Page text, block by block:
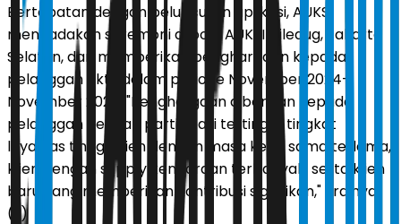
Bertepatan dengan peluncuran aplikasi, AUKSI
mengadakan seremoni di pool AUKSI Ciledug, Jakarta
Selatan, dan memberikan penghargaan kepada
pelanggan aktif dalam periode November 2024–
November 2025. "Penghargaan diberikan kepada
pelanggan dengan partisipasi tertinggi, tingkat
loyalitas tinggi, klien dengan masa kerja sama terlama,
klien dengan supply kendaraan terbanyak, serta klien
baru yang memberikan kontribusi signifikan," urainya.
(*)